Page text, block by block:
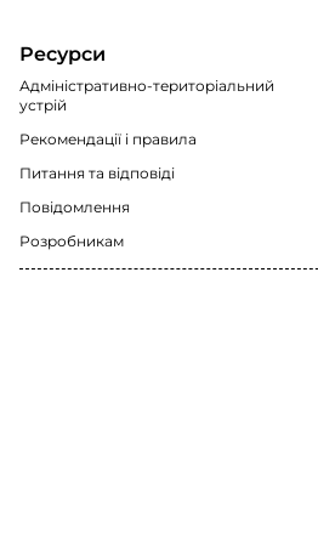
Ресурси
Адміністративно-територіальний
устрій
Рекомендації i правила
Питання та відповіді
Повідомлення
Розробникам